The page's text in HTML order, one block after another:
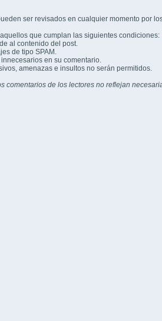
ser revisados en cualquier momento por
que cumplan las siguientes condiciones:
al contenido del post.
de tipo SPAM.
en su comentario.
amenazas e insultos no serán permitidos.
comentarios de los lectores no reflejan